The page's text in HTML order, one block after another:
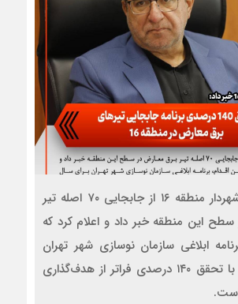
اقتصاد کلان : شهردار منطقه ۱۶ از جابجایی ۷۰ اصله تیر
این منطقه خبر داد و اعلام کرد که
ابلاغی سازمان نوسازی شهر تهران
برای سال ۱۴۰۴ با تحقق ۱۴۰ درصدی فراتر از هدف‌گذاری
است.